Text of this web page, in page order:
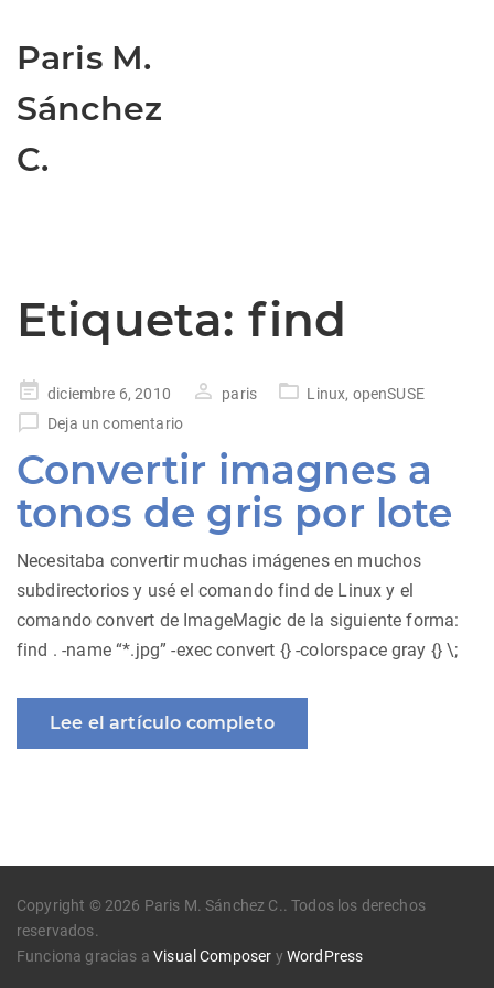
Paris M.
Sánchez
C.
Etiqueta: find
Publicado
en
diciembre 6, 2010 paris Linux, openSUSE
Deja un comentario
Convertir imagnes a
tonos de gris por lote
Necesitaba convertir muchas imágenes en muchos
subdirectorios y usé el comando find de Linux y el
comando convert de ImageMagic de la siguiente forma:
find . -name “*.jpg” -exec convert {} -colorspace gray {} \;
Lee el artículo completo
Copyright © 2026 Paris M. Sánchez C.. Todos los derechos
reservados.
Funciona gracias aVisual Composer y WordPress